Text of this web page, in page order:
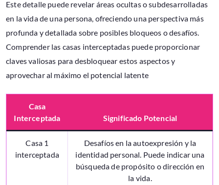
Este detalle puede revelar áreas ocultas o subdesarrolladas
en la vida de una persona, ofreciendo una perspectiva más
profunda y detallada sobre posibles bloqueos o desafíos.
Comprender las casas interceptadas puede proporcionar
claves valiosas para desbloquear estos aspectos y
aprovechar al máximo el potencial latente
Casa
Interceptada
Significado Potencial
Casa 1
interceptada
Desafíos en la autoexpresión y la
identidad personal. Puede indicar una
búsqueda de propósito o dirección en
la vida.